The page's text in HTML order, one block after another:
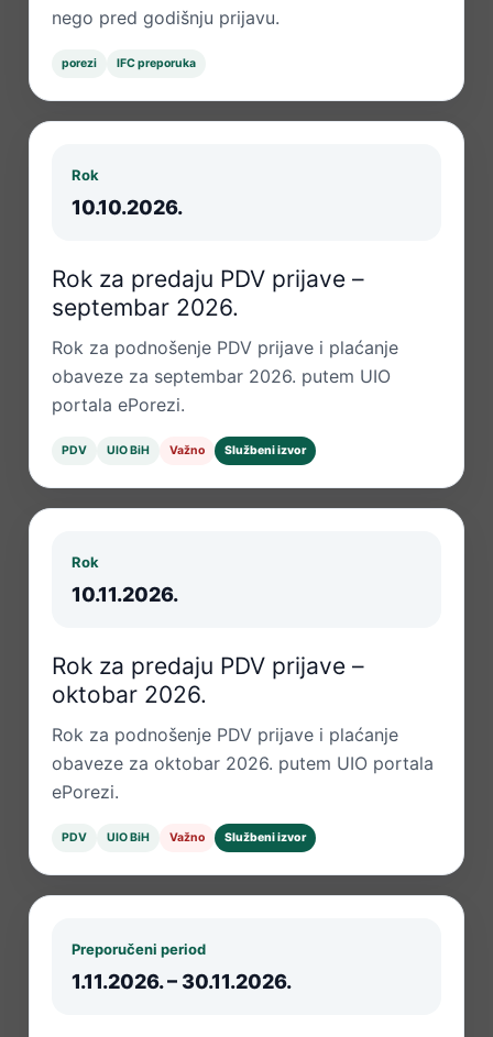
nego pred godišnju prijavu.
porezi IFC preporuka
Rok
10.10.2026.
Rok za predaju PDV prijave –
septembar 2026.
Rok za podnošenje PDV prijave i plaćanje
obaveze za septembar 2026. putem UIO
portala ePorezi.
PDV UIO BiH Važno Službeni izvor
Rok
10.11.2026.
Rok za predaju PDV prijave –
oktobar 2026.
Rok za podnošenje PDV prijave i plaćanje
obaveze za oktobar 2026. putem UIO portala
ePorezi.
PDV UIO BiH Važno Službeni izvor
Preporučeni period
1.11.2026. – 30.11.2026.